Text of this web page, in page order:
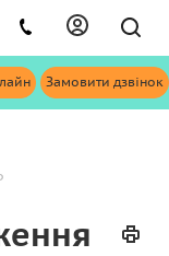
Замовити дзвінок